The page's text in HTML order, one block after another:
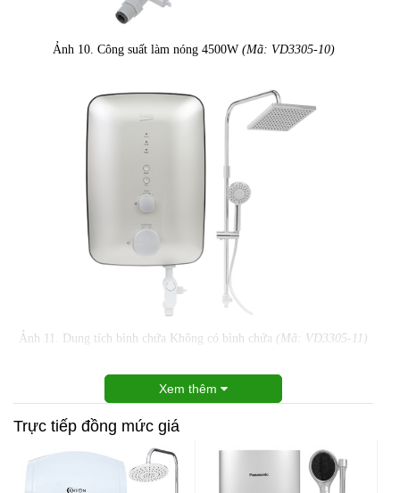
Ảnh 10. Công suất làm nóng 4500W (Mã: VD3305-10)
Ảnh 11. Dung tích bình chứa Không có bình chứa (Mã: VD3305-11)
Xem thêm
Trực tiếp đồng mức giá